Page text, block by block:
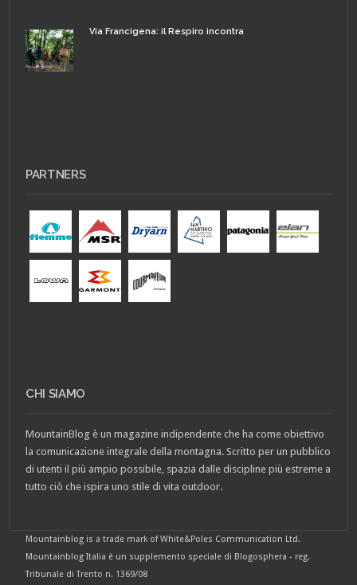
Via Francigena: il Respiro incontra
PARTNERS
CHI SIAMO
MountainBlog è un magazine indipendente che ha come obiettivo
la comunicazione integrale della montagna. Scritto per un pubblico
di utenti il più ampio possibile, spazia dalle discipline più estreme a
tutto ciò che ispira uno stile di vita outdoor.
Mountainblog is a trade mark of White&Poles Communication Ltd.
Mountainblog Italia è un supplemento speciale di Blogosphera - reg.
Tribunale di Trento n. 1369/08